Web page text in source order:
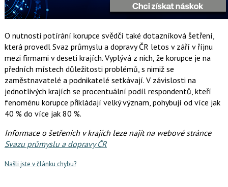
O nutnosti potírání korupce svědčí také dotazníková šetření,
která provedl Svaz průmyslu a dopravy ČR letos v září v říjnu
mezi firmami v deseti krajích. Vyplývá z nich, že korupce je na
předních místech důležitosti problémů, s nimiž se
zaměstnavatelé a podnikatelé setkávají. V závislosti na
jednotlivých krajích se procentuální podíl respondentů, kteří
fenoménu korupce přikládají velký význam, pohybují od více jak
40 % do více jak 80 %.
Informace o šetřeních v krajích leze najít na webové stránce
Svazu průmyslu a dopravy ČR
Našli jste v článku chybu?